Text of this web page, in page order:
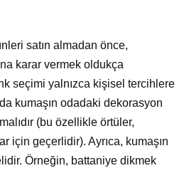
satın almadan önce,
karar vermek oldukça
seçimi yalnızca kişisel tercihlere
kumaşın odadaki dekorasyon
(bu özellikle örtüler,
için geçerlidir). Ayrıca, kumaşın
Örneğin, battaniye dikmek